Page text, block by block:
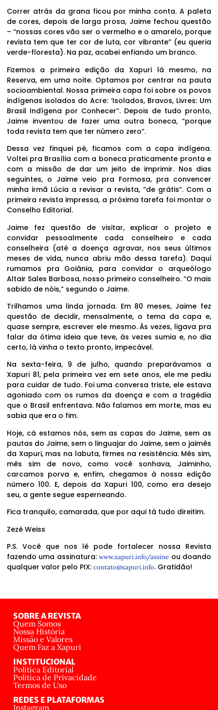
Correr atrás da grana ficou por minha conta. A paleta
de cores, depois de larga prosa, Jaime fechou questão
– “nossas cores vão ser o vermelho e o amarelo, porque
revista tem que ter cor de luta, cor vibrante” (eu queria
verde-floresta). Na paz, acabei enfiando um branco.
Fizemos a primeira edição da Xapuri lá mesmo, na
Reserva, em uma noite. Optamos por centrar na pauta
socioambiental. Nossa primeira capa foi sobre os povos
indígenas isolados do Acre: ‘Isolados, Bravos, Livres: Um
Brasil Indígena por Conhecer”. Depois de tudo pronto,
Jaime inventou de fazer uma outra boneca, “porque
toda revista tem que ter número zero”.
Dessa vez finquei pé, ficamos com a capa indígena.
Voltei pra Brasília com a boneca praticamente pronta e
com a missão de dar um jeito de imprimir. Nos dias
seguintes, o Jaime veio pra Formosa, pra convencer
minha irmã Lúcia a revisar a revista, “de grátis”. Com a
primeira revista impressa, a próxima tarefa foi montar o
Conselho Editorial.
Jaime fez questão de visitar, explicar o projeto e
convidar pessoalmente cada conselheiro e cada
conselheira (até a doença agravar, nos seus últimos
meses de vida, nunca abriu mão dessa tarefa). Daqui
rumamos pra Goiânia, para convidar o arqueólogo
Altair Sales Barbosa, nosso primeiro conselheiro. “O mais
sabido de nóis,” segundo o Jaime.
Trilhamos uma linda jornada. Em 80 meses, Jaime fez
questão de decidir, mensalmente, o tema da capa e,
quase sempre, escrever ele mesmo. Às vezes, ligava pra
falar da ótima ideia que teve, às vezes sumia e, no dia
certo, lá vinha o texto pronto, impecável.
Na sexta-feira, 9 de julho, quando preparávamos a
Xapuri 81, pela primeira vez em sete anos, ele me pediu
para cuidar de tudo. Foi uma conversa triste, ele estava
agoniado com os rumos da doença e com a tragédia
que o Brasil enfrentava. Não falamos em morte, mas eu
sabia que era o fim.
Hoje, cá estamos nós, sem as capas do Jaime, sem as
pautas do Jaime, sem o linguajar do Jaime, sem o jaimês
da Xapuri, mas na labuta, firmes na resistência. Mês sim,
mês sim de novo, como você sonhava, Jaiminho,
carcamos porva e, enfim, chegamos à nossa edição
número 100. E, depois da Xapuri 100, como era desejo
seu, a gente segue esperneando.
Fica tranquilo, camarada, que por aqui tá tudo direitim.
Zezé Weiss
P.S. Você que nos lê pode fortalecer nossa Revista
fazendo uma assinatura:www.xapuri.info/assine ou doando
qualquer valor pelo PIX: contato@xapuri.info. Gratidão!
SOBRE A REVISTA
Quem Somos
Nossa História
Missão e Valores
Quem Faz a Xapuri
INSTITUCIONAL
Política Editorial
Política de Privacidade
Termos de Uso
REDES E PLATAFORMAS
Instagram